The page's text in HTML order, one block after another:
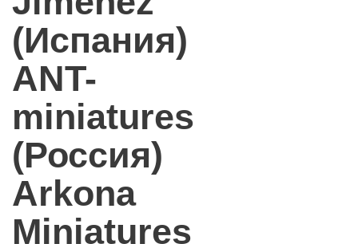
(Испания)
ANT-
miniatures
(Россия)
Arkona
Miniatures